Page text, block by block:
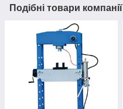
Подібні товари компанії